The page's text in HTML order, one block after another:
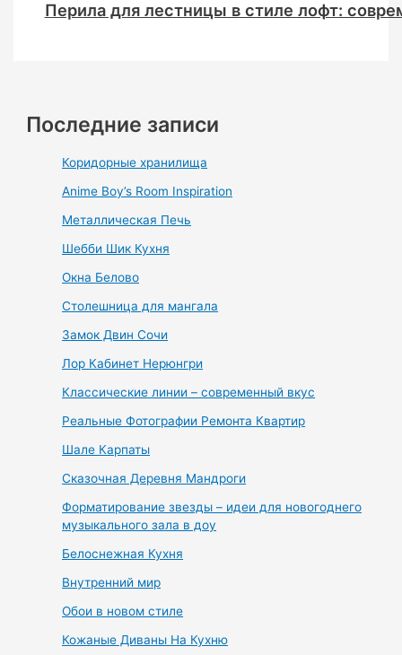
Перила для лестницы в стиле лофт:
Последние записи
Коридорные хранилища
Anime Boy’s Room Inspiration
Металлическая Печь
Шебби Шик Кухня
Окна Белово
Столешница для мангала
Замок Двин Сочи
Лор Кабинет Нерюнгри
Классические линии – современный вкус
Реальные Фотографии Ремонта Квартир
Шале Карпаты
Сказочная Деревня Мандроги
Форматирование звезды – идеи для новогоднего
музыкального зала в доу
Белоснежная Кухня
Внутренний мир
Обои в новом стиле
Кожаные Диваны На Кухню